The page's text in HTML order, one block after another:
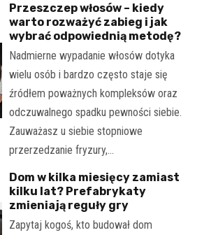
Przeszczep włosów – kiedy
warto rozważyć zabieg i jak
wybrać odpowiednią metodę?
Nadmierne wypadanie włosów dotyka
wielu osób i bardzo często staje się
źródłem poważnych kompleksów oraz
odczuwalnego spadku pewności siebie.
Zauważasz u siebie stopniowe
przerzedzanie fryzury,…
Dom w kilka miesięcy zamiast
kilku lat? Prefabrykaty
zmieniają reguły gry
Zapytaj kogoś, kto budował dom